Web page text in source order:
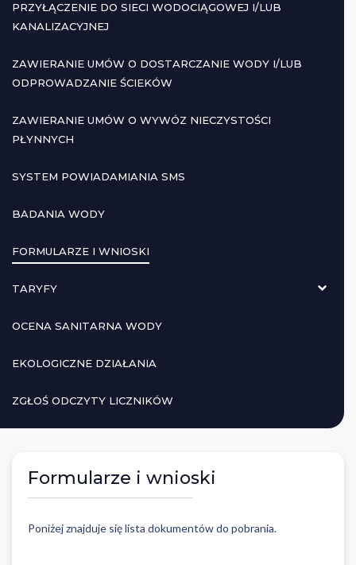
PRZYŁĄCZENIE DO SIECI WODOCIĄGOWEJ I/LUB
KANALIZACYJNEJ
ZAWIERANIE UMÓW O DOSTARCZANIE WODY I/LUB
ODPROWADZANIE ŚCIEKÓW
ZAWIERANIE UMÓW O WYWÓZ NIECZYSTOŚCI
PŁYNNYCH
SYSTEM POWIADAMIANIA SMS
BADANIA WODY
FORMULARZE I WNIOSKI
TARYFY
OCENA SANITARNA WODY
EKOLOGICZNE DZIAŁANIA
ZGŁOŚ ODCZYTY LICZNIKÓW
Formularze i wnioski
Poniżej znajduje się lista dokumentów do pobrania.